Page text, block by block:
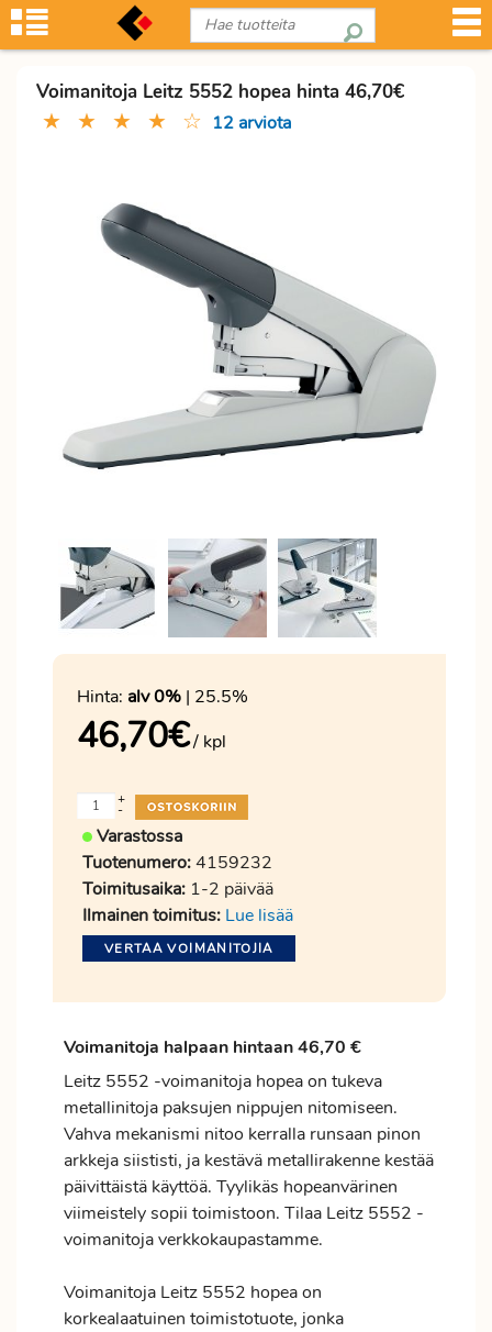
Voimanitoja Leitz 5552 hopea hinta 46,70€
★ ★ ★ ★ ☆ 12 arviota
Hinta: alv 0% | 25.5%
46,70€/ kpl
-
+
Varastossa
Tuotenumero:4159232
Toimitusaika: 1-2 päivää
Ilmainen toimitus: Lue lisää
VERTAA VOIMANITOJIA
Voimanitoja halpaan hintaan 46,70 €
Leitz 5552 -voimanitoja hopea on tukeva
metallinitoja paksujen nippujen nitomiseen.
Vahva mekanismi nitoo kerralla runsaan pinon
arkkeja siististi, ja kestävä metallirakenne kestää
päivittäistä käyttöä. Tyylikäs hopeanvärinen
viimeistely sopii toimistoon. Tilaa Leitz 5552 -
voimanitoja verkkokaupastamme.
Voimanitoja Leitz 5552 hopea on
korkealaatuinen toimistotuote, jonka